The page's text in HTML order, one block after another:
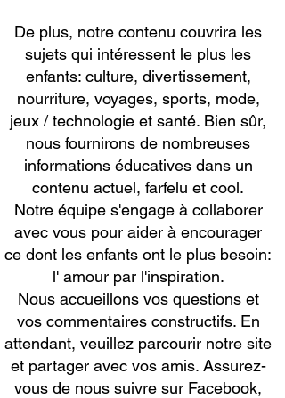
De plus, notre contenu couvrira les
sujets qui intéressent le plus les
enfants: culture, divertissement,
nourriture, voyages, sports, mode,
jeux / technologie et santé. Bien sûr,
nous fournirons de nombreuses
informations éducatives dans un
contenu actuel, farfelu et cool.
Notre équipe s'engage à collaborer
avec vous pour aider à encourager
ce dont les enfants ont le plus besoin:
l' amour par l'inspiration.
Nous accueillons vos questions et
vos commentaires constructifs. En
attendant, veuillez parcourir notre site
et partager avec vos amis. Assurez-
vous de nous suivre sur Facebook,